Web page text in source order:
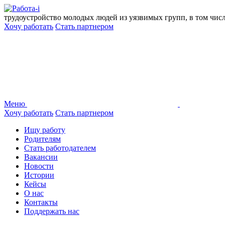
Перейти
к
содержанию
трудоустройство молодых людей из уязвимых групп, в том
Хочу работать Стать партнером
Меню
Хочу работать Стать партнером
Ищу работу
Родителям
Стать работодателем
Вакансии
Новости
Истории
Кейсы
О нас
Контакты
Поддержать нас